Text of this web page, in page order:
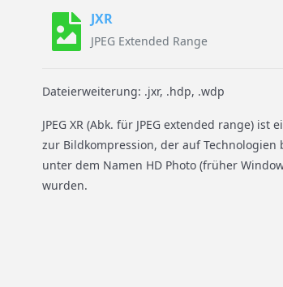
JXR
JPEG Extended Range
Dateierweiterung: .jxr, .hdp, .wdp
JPEG XR (Abk. für JPEG extended range)
zur Bildkompression, der auf
unter dem Namen HD Photo (früher
wurden.